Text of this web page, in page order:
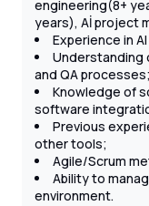
engineering(8+
years), Aİ project
Experience in
Understanding
and QA processes;
Knowledge of
software
Previous
other tools;
Agile/Scrum
Ability to
environment.